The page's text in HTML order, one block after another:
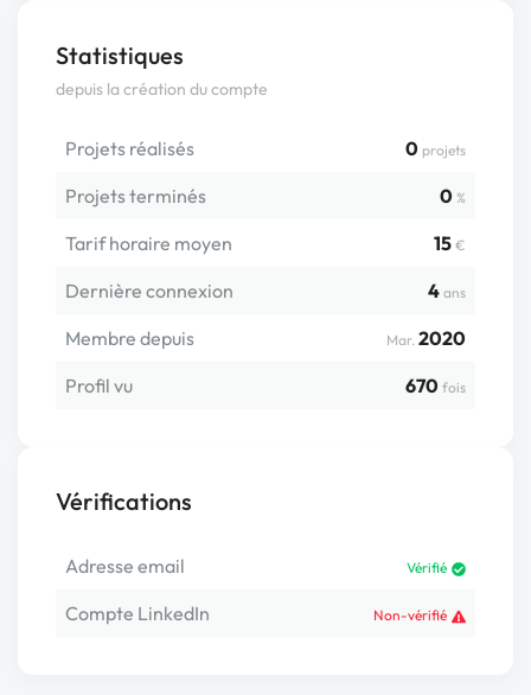
Statistiques
depuis la création du compte
Projets réalisés 0 projets
Projets terminés 0 %
Tarif horaire moyen 15 €
Dernière connexion 4 ans
Membre depuis Mar. 2020
Profil vu
670 fois
Vérifications
Adresse email Vérifié
Compte LinkedIn Non-vérifié